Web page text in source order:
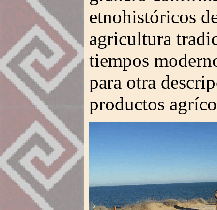
etnohistóricos
agricultura
tiempos
para otra
productos